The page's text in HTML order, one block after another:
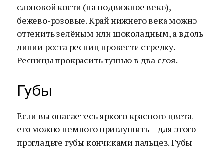
слоновой кости (на подвижное веко),
бежево-розовые. Край нижнего века можно
оттенить зелёным или шоколадным, а вдоль
линии роста ресниц провести стрелку.
Ресницы прокрасить тушью в два слоя.
Губы
Если вы опасаетесь яркого красного цвета,
его можно немного приглушить – для этого
прогладьте губы кончиками пальцев. Губы